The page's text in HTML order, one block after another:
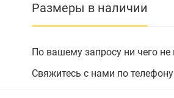
Размеры в наличии
По вашему запросу ни чего не
Свяжитесь с нами по телефону